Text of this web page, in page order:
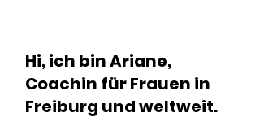
Hi, ich bin Ariane,
Coachin für Frauen in
Freiburg und weltweit.